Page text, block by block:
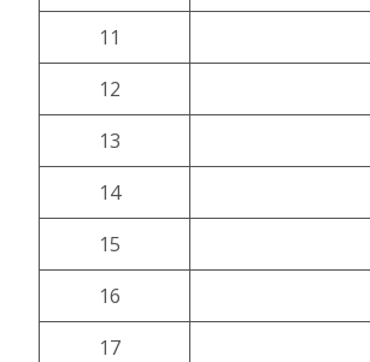
11
12
13
14
15
16
17